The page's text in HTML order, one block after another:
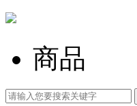
商品